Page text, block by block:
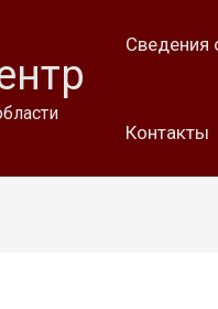
Сведения
Контакты